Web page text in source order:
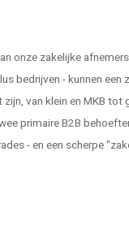
onze zakelijke
bedrijven - kunnen een
van klein en MKB tot
primaire B2B
- en een scherpe